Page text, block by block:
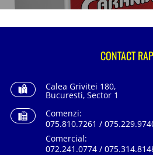
CONTACT
Calea Grivitei 180,
Bucuresti, Sector 1
Comenzi:
075.810.7261 /
Comercial:
072.241.0774 /